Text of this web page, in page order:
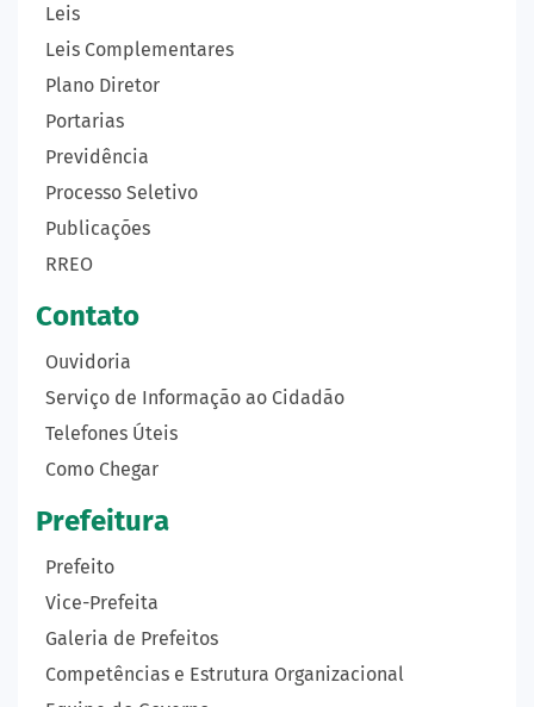
Leis
Leis Complementares
Plano Diretor
Portarias
Previdência
Processo Seletivo
Publicações
RREO
Contato
Ouvidoria
Serviço de Informação ao Cidadão
Telefones Úteis
Como Chegar
Prefeitura
Prefeito
Vice-Prefeita
Galeria de Prefeitos
Competências e Estrutura Organizacional